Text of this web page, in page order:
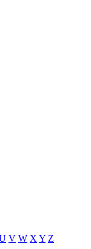
V W X Y Z